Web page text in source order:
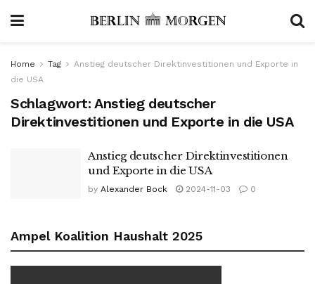
Home Tag
Anstieg deutscher Direktinvestitionen und Exporte in
die USA
Schlagwort:Anstieg deutscher
Direktinvestitionen und Exporte in die USA
Anstieg deutscher Direktinvestitionen
und Exporte in die USA
by Alexander Bock 2024-11-03 0
Ampel Koalition Haushalt 2025